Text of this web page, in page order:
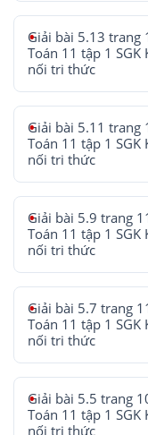
Giải bài 5.13 trang
Toán 11 tập 1 SGK
nối tri thức
Giải bài 5.11 trang
Toán 11 tập 1 SGK
nối tri thức
Giải bài 5.9 trang
Toán 11 tập 1 SGK
nối tri thức
Giải bài 5.7 trang
Toán 11 tập 1 SGK
nối tri thức
Giải bài 5.5 trang
Toán 11 tập 1 SGK
nối tri thức